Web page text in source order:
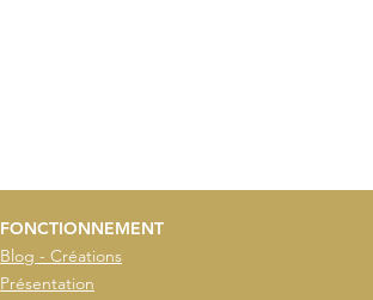
FONCTIONNEMENT
Blog - Créations
Présentation